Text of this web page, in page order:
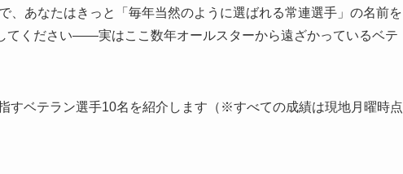
、あなたはきっと「毎年当然のように選ばれる常連選手」の名前を
てください――実はここ数年オールスターから遠ざかっているベテ
すベテラン選手10名を紹介します（※すべての成績は現地月曜時点